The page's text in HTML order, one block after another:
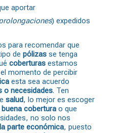
aportar
) expedidos
para recomendar que
de pólizasse tenga
coberturasestamos
momento de percibir
esta sea acuerdo
o necesidades. Ten
salud, lo mejor es escoger
coberturao que
no solo nos
la parte económica, puesto